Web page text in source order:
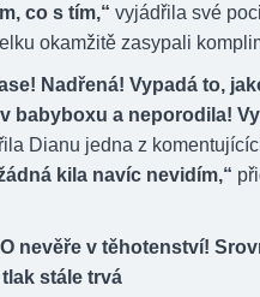
co s tím,“ vyjádřila své
okamžitě zasypali
Nadřená! Vypadá to,
babyboxu a neporodila!
Dianu jedna z
kila navíc nevidím,“
nevěře v těhotenství!
stále trvá